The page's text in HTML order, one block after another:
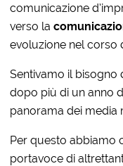
comunicazione
verso la
evoluzione nel corso
Sentivamo il bisogno
dopo più di un anno
panorama dei media
Per questo abbiamo
portavoce di